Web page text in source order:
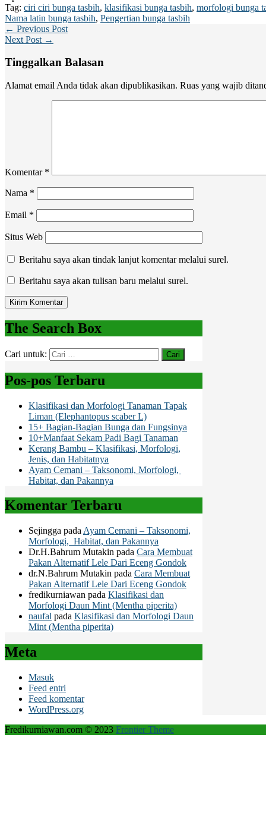
Tag: ciri ciri bunga tasbih, klasifikasi bunga tasbih, morfologi bunga
Nama latin bunga tasbih, Pengertian bunga tasbih
← Previous Post
Next Post →
Tinggalkan Balasan
Alamat email Anda tidak akan dipublikasikan. Ruas yang wajib
Komentar *
Nama *
Email *
Situs Web
Beritahu saya akan tindak lanjut komentar melalui surel.
Beritahu saya akan tulisan baru melalui surel.
The Search Box
Cari untuk:
Pos-pos Terbaru
Klasifikasi dan Morfologi Tanaman Tapak
Liman (Elephantopus scaber L)
15+ Bagian-Bagian Bunga dan Fungsinya
10+Manfaat Sekam Padi Bagi Tanaman
Kerang Bambu – Klasifikasi, Morfologi,
Jenis, dan Habitatnya
Ayam Cemani – Taksonomi, Morfologi,
Habitat, dan Pakannya
Komentar Terbaru
Sejingga pada Ayam Cemani – Taksonomi,
Morfologi, Habitat, dan Pakannya
Dr.H.Bahrum Mutakin pada Cara Membuat
Pakan Alternatif Lele Dari Eceng Gondok
dr.N.Bahrum Mutakin pada Cara Membuat
Pakan Alternatif Lele Dari Eceng Gondok
fredikurniawan pada Klasifikasi dan
Morfologi Daun Mint (Mentha piperita)
naufal pada Klasifikasi dan Morfologi Daun
Mint (Mentha piperita)
Meta
Masuk
Feed entri
Feed komentar
WordPress.org
Fredikurniawan.com © 2023 Frontier Theme